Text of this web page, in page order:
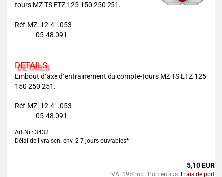
tours MZ TS ETZ 125 150 250 251.
Réf.MZ: 12-41.053
05-48.091
DETAILS
Embout d´axe d´entrainement du compte-tours MZ TS ETZ 125
150 250 251.
Réf.MZ: 12-41.053
05-48.091
Art.Nr.: 3432
Délai de livraison: env. 2-7 jours ouvrables*
5,10 EUR
TVA. 19% incl. Port en sus. Frais de port